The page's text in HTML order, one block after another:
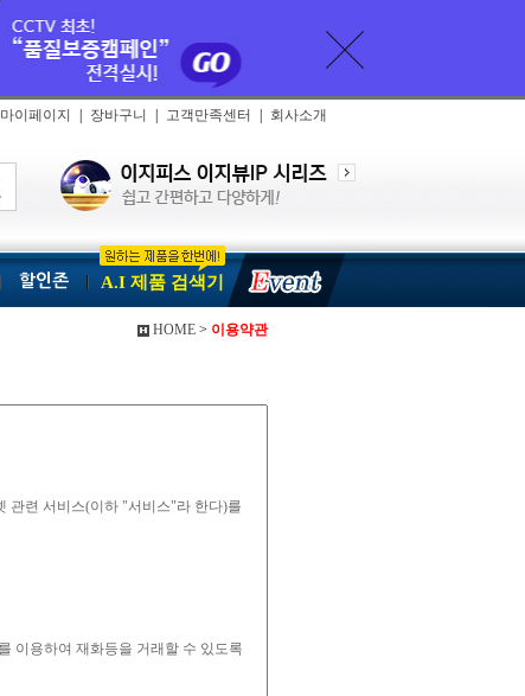
마이페이지 장바구니 고객만족센터 회사소개
할인존 A.I 제품 검색기
HOME > 이용약관